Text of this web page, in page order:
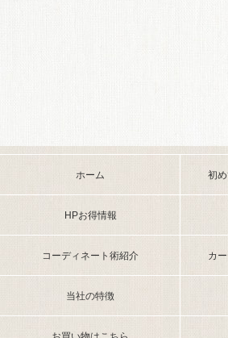
ホーム 初
HPお得情報
コーディネート術紹介 カ
当社の特徴